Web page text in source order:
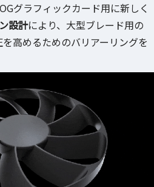
グラフィックカード用に新しく
設計により、大型ブレード用の
高めるためのバリアーリングを